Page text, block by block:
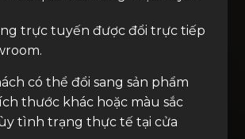
trực tuyến được đổi trực tiếp
có thể đổi sang sản phẩm
thước khác hoặc màu sắc
tình trạng thực tế tại cửa